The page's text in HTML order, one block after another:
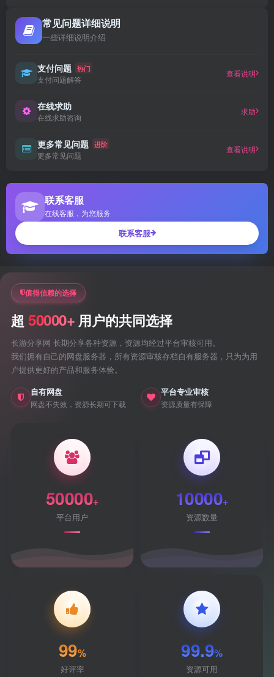
常见问题详细说明
一些详细说明介绍
支付问题 热门
支付问题解答
查看说明
在线求助
在线求助咨询
求助
更多常见问题 进阶
更多常见问题
查看说明
联系客服
在线客服，为您服务
联系客服
值得信赖的选择
超 50000+ 用户的共同选择
长游分享网 长期分享各种资源，资源均经过平台审核可用。
我们拥有自己的网盘服务器，所有资源审核存档自有服务器，只为为用
户提供更好的产品和服务体验。
自有网盘
网盘不失效，资源长期可下载
平台专业审核
资源质量有保障
50000+
平台用户
10000+
资源数量
99%
好评率
99.9%
资源可用